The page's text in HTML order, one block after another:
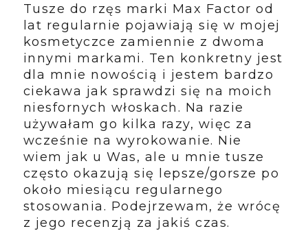
Tusze do rzęs marki Max Factor od
lat regularnie pojawiają się w mojej
kosmetyczce zamiennie z dwoma
innymi markami. Ten konkretny jest
dla mnie nowością i jestem bardzo
ciekawa jak sprawdzi się na moich
niesfornych włoskach. Na razie
używałam go kilka razy, więc za
wcześnie na wyrokowanie. Nie
wiem jak u Was, ale u mnie tusze
często okazują się lepsze/gorsze po
około miesiącu regularnego
stosowania. Podejrzewam, że wrócę
z jego recenzją za jakiś czas.